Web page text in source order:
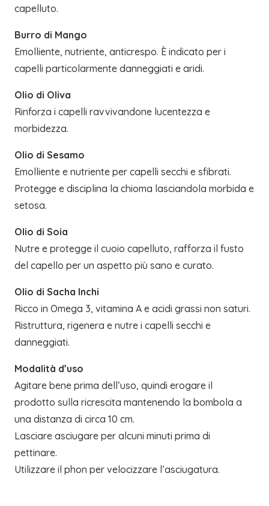
capelluto.
Burro di Mango
Emolliente, nutriente, anticrespo. È indicato per i
capelli particolarmente danneggiati e aridi.
Olio di Oliva
Rinforza i capelli ravvivandone lucentezza e
morbidezza.
Olio di Sesamo
Emolliente e nutriente per capelli secchi e sfibrati.
Protegge e disciplina la chioma lasciandola morbida e
setosa.
Olio di Soia
Nutre e protegge il cuoio capelluto, rafforza il fusto
del capello per un aspetto più sano e curato.
Olio di Sacha Inchi
Ricco in Omega 3, vitamina A e acidi grassi non saturi.
Ristruttura, rigenera e nutre i capelli secchi e
danneggiati.
Modalità d’uso
Agitare bene prima dell’uso, quindi erogare il
prodotto sulla ricrescita mantenendo la bombola a
una distanza di circa 10 cm.
Lasciare asciugare per alcuni minuti prima di
pettinare.
Utilizzare il phon per velocizzare l’asciugatura.